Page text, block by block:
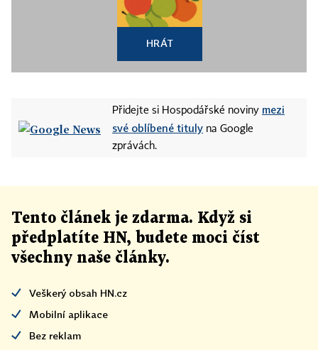
HRÁT
Přidejte si Hospodářské noviny mezi
své oblíbené tituly na Google
zprávách.
Tento článek je zdarma. Když si
předplatíte HN, budete moci číst
všechny naše články.
Veškerý obsah HN.cz
Mobilní aplikace
Bez reklam